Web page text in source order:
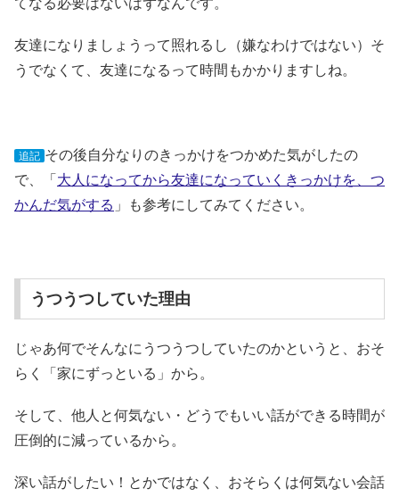
てなる必要はないはずなんです。
友達になりましょうって照れるし（嫌なわけではない）そ
うでなくて、友達になるって時間もかかりますしね。
追記 その後自分なりのきっかけをつかめた気がしたの
で、「 大人になってから友達になっていくきっかけを、つ
かんだ気がする 」も参考にしてみてください。
うつうつしていた理由
じゃあ何でそんなにうつうつしていたのかというと、おそ
らく「家にずっといる」から。
そして、他人と何気ない・どうでもいい話ができる時間が
圧倒的に減っているから。
深い話がしたい！とかではなく、おそらくは何気ない会話